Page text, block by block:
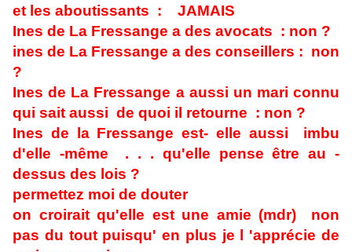
et les aboutissants : JAMAIS
Ines de La Fressange a des avocats : non ?
ines de La Fressange a des conseillers : non
?
Ines de La Fressange a aussi un mari connu
qui sait aussi de quoi il retourne : non ?
Ines de la Fressange est- elle aussi imbu
d'elle -même . . . qu'elle pense être au -
dessus des lois ?
permettez moi de douter
on croirait qu'elle est une amie (mdr) non
pas du tout puisqu' en plus je l 'apprécie de